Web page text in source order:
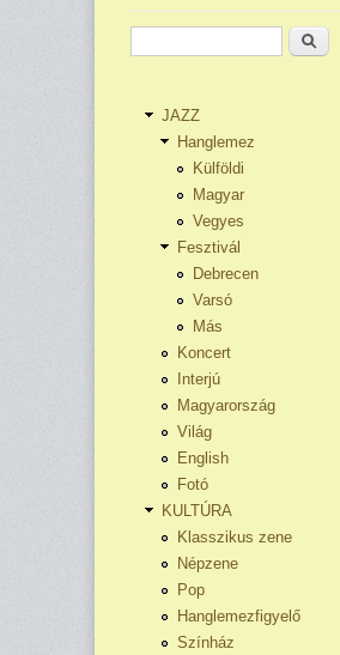
Keresés
JAZZ
Hanglemez
Külföldi
Magyar
Vegyes
Fesztivál
Debrecen
Varsó
Más
Koncert
Interjú
Magyarország
Világ
English
Fotó
KULTÚRA
Klasszikus zene
Népzene
Pop
Hanglemezfigyelő
Színház